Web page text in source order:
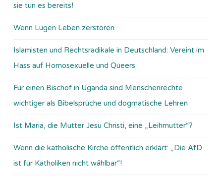
sie tun es bereits!
Wenn Lügen Leben zerstören
Islamisten und Rechtsradikale in Deutschland: Vereint im
Hass auf Homosexuelle und Queers
Für einen Bischof in Uganda sind Menschenrechte
wichtiger als Bibelsprüche und dogmatische Lehren
Ist Maria, die Mutter Jesu Christi, eine „Leihmutter“?
Wenn die katholische Kirche öffentlich erklärt: „Die AfD
ist für Katholiken nicht wählbar“!